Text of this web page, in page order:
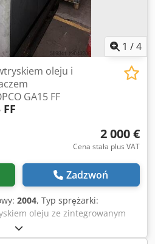
1 /4
oleju i
GA15 FF
FF
2 000 €
Cena stała plus VAT
Zadzwoń
2004, Typ sprężarki:
oleju ze zintegrowanym
silnika: 15 kW (20 KM)
robocze: 7,5 bara